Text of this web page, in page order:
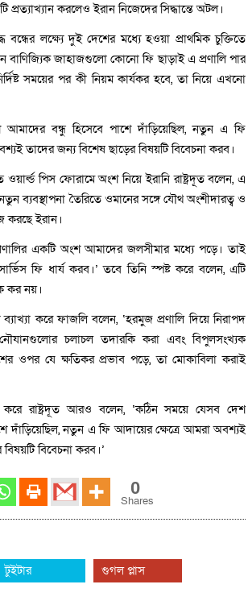
প্রত্যাখ্যান করলেও ইরান নিজেদের সিদ্ধান্তে অটল।
বন্ধের লক্ষ্যে দুই দেশের মধ্যে হওয়া প্রাথমিক চুক্তিতে
বাণিজ্যিক জাহাজগুলো কোনো ফি ছাড়াই এ প্রণালি পার
সময়ের পর কী নিয়ম কার্যকর হবে, তা নিয়ে এখনো
বন্ধু হিসেবে পাশে দাঁড়িয়েছিল, নতুন এ ফি
তাদের জন্য বিশেষ ছাড়ের বিষয়টি বিবেচনা করব।
পিস ফোরামে অংশ নিয়ে ইরানি রাষ্ট্রদূত বলেন, এ
ব্যবস্থাপনা তৈরিতে ওমানের সঙ্গে যৌথ অংশীদারত্ব ও
করছে ইরান।
একটি অংশ আমাদের জলসীমার মধ্যে পড়ে। তাই
ফি ধার্য করব।’ তবে তিনি স্পষ্ট করে বলেন, এটি
কর নয়।
ব্যাখ্যা করে ফাজলি বলেন, ‘হরমুজ প্রণালি দিয়ে নিরাপদ
নৌযানগুলোর চলাচল তদারকি করা এবং বিপুলসংখ্যক
ওপর যে ক্ষতিকর প্রভাব পড়ে, তা মোকাবিলা করাই
করে রাষ্ট্রদূত আরও বলেন, ‘কঠিন সময়ে যেসব দেশ
দাঁড়িয়েছিল, নতুন এ ফি আদায়ের ক্ষেত্রে আমরা অবশ্যই
বিবেচনা করব।’
0
Shares
টুইটার গুগল প্লাস